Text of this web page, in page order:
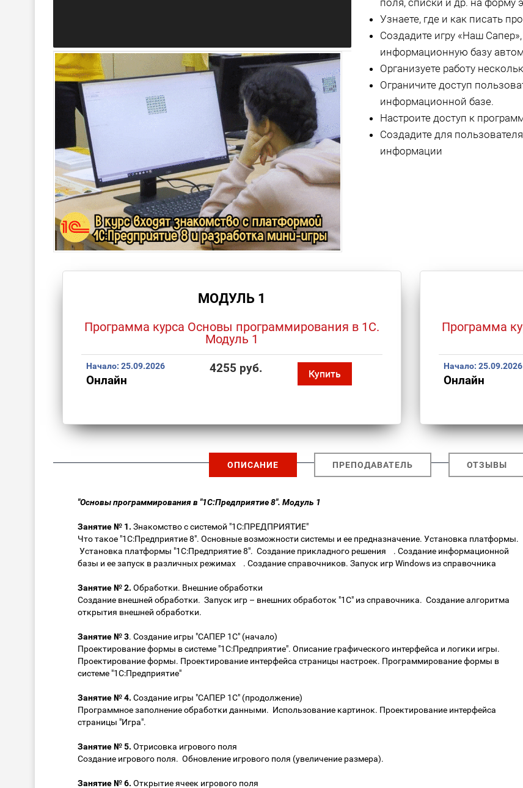
поля, списки и др. на форму
Узнаете, где и как писать
Создадите игру «Наш
информационную базу
Организуете работу
Ограничите доступ
информационной базе.
Настроите доступ к
Создадите для
информации
МОДУЛЬ 1
Программа курса Основы программирования в 1С.
Модуль 1
Начало: 25.09.2026
Онлайн
4255 руб. Купить
Программа
Начало: 25.09.2026
Онлайн
ОПИСАНИЕ ПРЕПОДАВАТЕЛЬ ОТЗЫВЫ
"Основы программирования в "1С:Предприятие 8". Модуль 1
Занятие № 1. Знакомство с системой "1С:ПРЕДПРИЯТИЕ"
Что такое "1С:Предприятие 8". Основные возможности системы и ее предназначение. Установка платформы.
Установка платформы "1С:Предприятие 8". Создание прикладного решения . Создание информационной
базы и ее запуск в различных режимах . Создание справочников. Запуск игр Windows из справочника
Занятие № 2. Обработки. Внешние обработки
Создание внешней обработки. Запуск игр – внешних обработок "1С" из справочника. Создание алгоритма
открытия внешней обработки.
Занятие № 3. Создание игры "САПЕР 1С" (начало)
Проектирование формы в системе "1С:Предприятие". Описание графического интерфейса и логики игры.
Проектирование формы. Проектирование интерфейса страницы настроек. Программирование формы в
системе "1С:Предприятие"
Занятие № 4. Создание игры "САПЕР 1С" (продолжение)
Программное заполнение обработки данными. Использование картинок. Проектирование интерфейса
страницы "Игра".
Занятие № 5. Отрисовка игрового поля
Создание игрового поля. Обновление игрового поля (увеличение размера).
Занятие № 6. Открытие ячеек игрового поля